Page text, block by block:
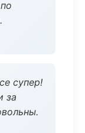
супер!
за